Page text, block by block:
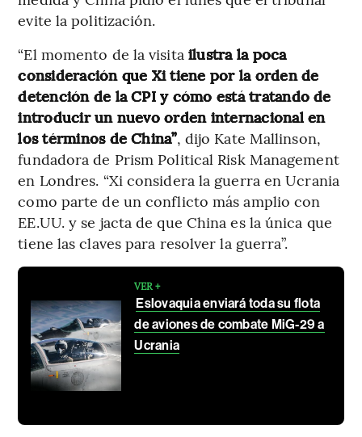
evite la politización.
“El momento de la visita ilustra la poca
consideración que Xi tiene por la orden de
detención de la CPI y cómo está tratando de
introducir un nuevo orden internacional en
los términos de China”, dijo Kate Mallinson,
fundadora de Prism Political Risk Management
en Londres. “Xi considera la guerra en Ucrania
como parte de un conflicto más amplio con
EE.UU. y se jacta de que China es la única que
tiene las claves para resolver la guerra”.
VER +
Eslovaquia enviará toda su flota
de aviones de combate MiG-29 a
Ucrania